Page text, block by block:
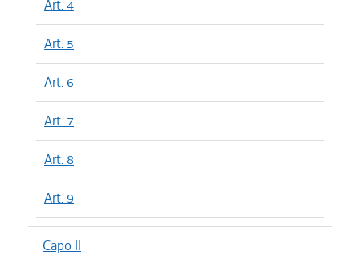
Art. 4
Art. 5
Art. 6
Art. 7
Art. 8
Art. 9
Capo II